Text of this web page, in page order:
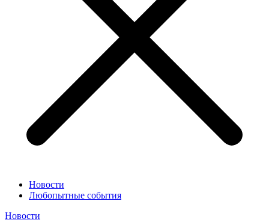
Новости
Любопытные события
Новости